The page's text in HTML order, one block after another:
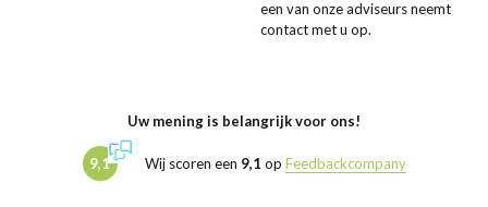
een van onze adviseurs neemt
contact met u op.
Uw mening is belangrijk voor ons!
9,1 Wij scoren een 9,1 op Feedbackcompany